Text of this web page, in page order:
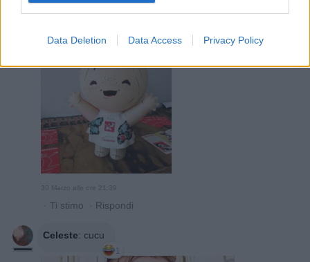
Data Deletion Data Access Privacy Policy
30 Marzo alle ore 21:39
· Ti stimo · Rispondi
Celeste: cucu
1